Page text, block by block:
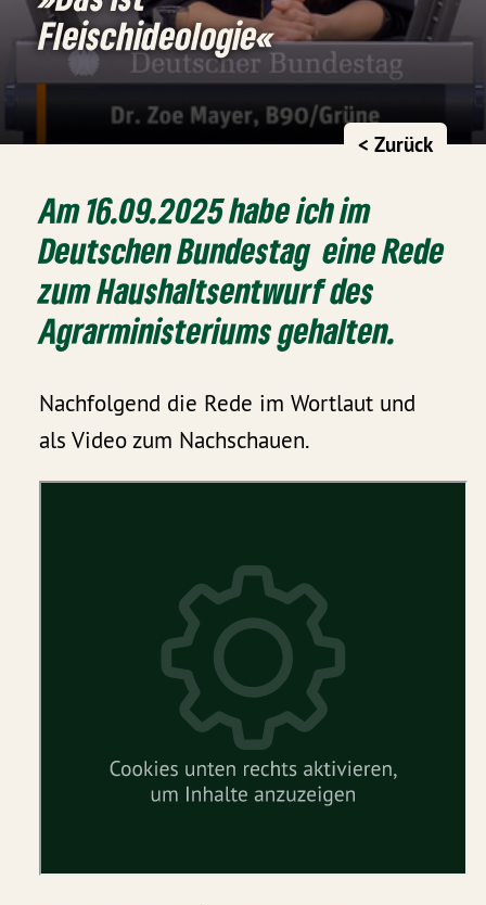
Fleischideologie«
< Zurück
Am 16.09.2025 habe ich im
Deutschen Bundestag eine Rede
zum Haushaltsentwurf des
Agrarministeriums gehalten.
Nachfolgend die Rede im Wortlaut und
als Video zum Nachschauen.